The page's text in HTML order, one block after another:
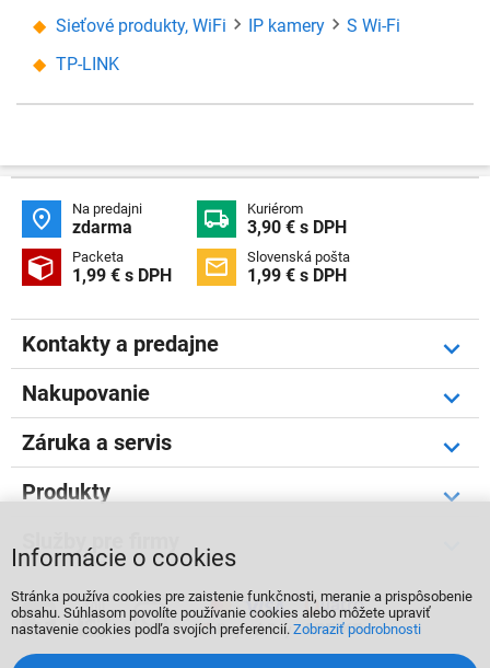
Sieťové produkty, WiFi
IP kamery
S Wi-Fi
TP-LINK
 Na predajni
zdarma  Kuriérom
3,90 € s DPH
 Packeta
1,99 € s DPH  Slovenská pošta
1,99 € s DPH
Kontakty a predajne
Nakupovanie
Záruka a servis
Produkty
Služby pre firmy
  
Informácie o cookies
Stránka používa cookies pre zaistenie funkčnosti, meranie a prispôsobenie
obsahu. Súhlasom povolíte používanie cookies alebo môžete upraviť
nastavenie cookies podľa svojích preferencií. Zobraziť podrobnosti